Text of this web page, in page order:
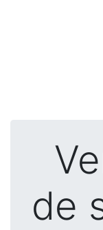
de